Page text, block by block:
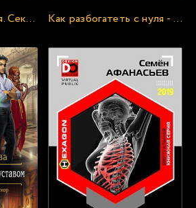
Нумерология с нуля. Секреты цифрового анализа - Александр Александров Как разбогатеть с нуля - Трейси Брайан